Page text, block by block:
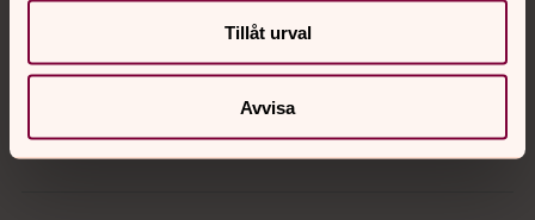
Tillåt urval
Avvisa
Kontakt
Kalender